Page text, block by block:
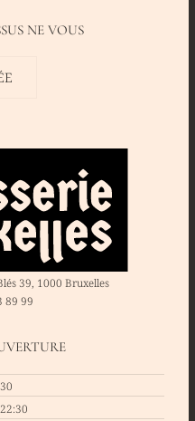
NE VOUS
39, 1000 Bruxelles
89 99